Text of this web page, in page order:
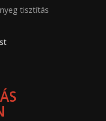
tisztítás